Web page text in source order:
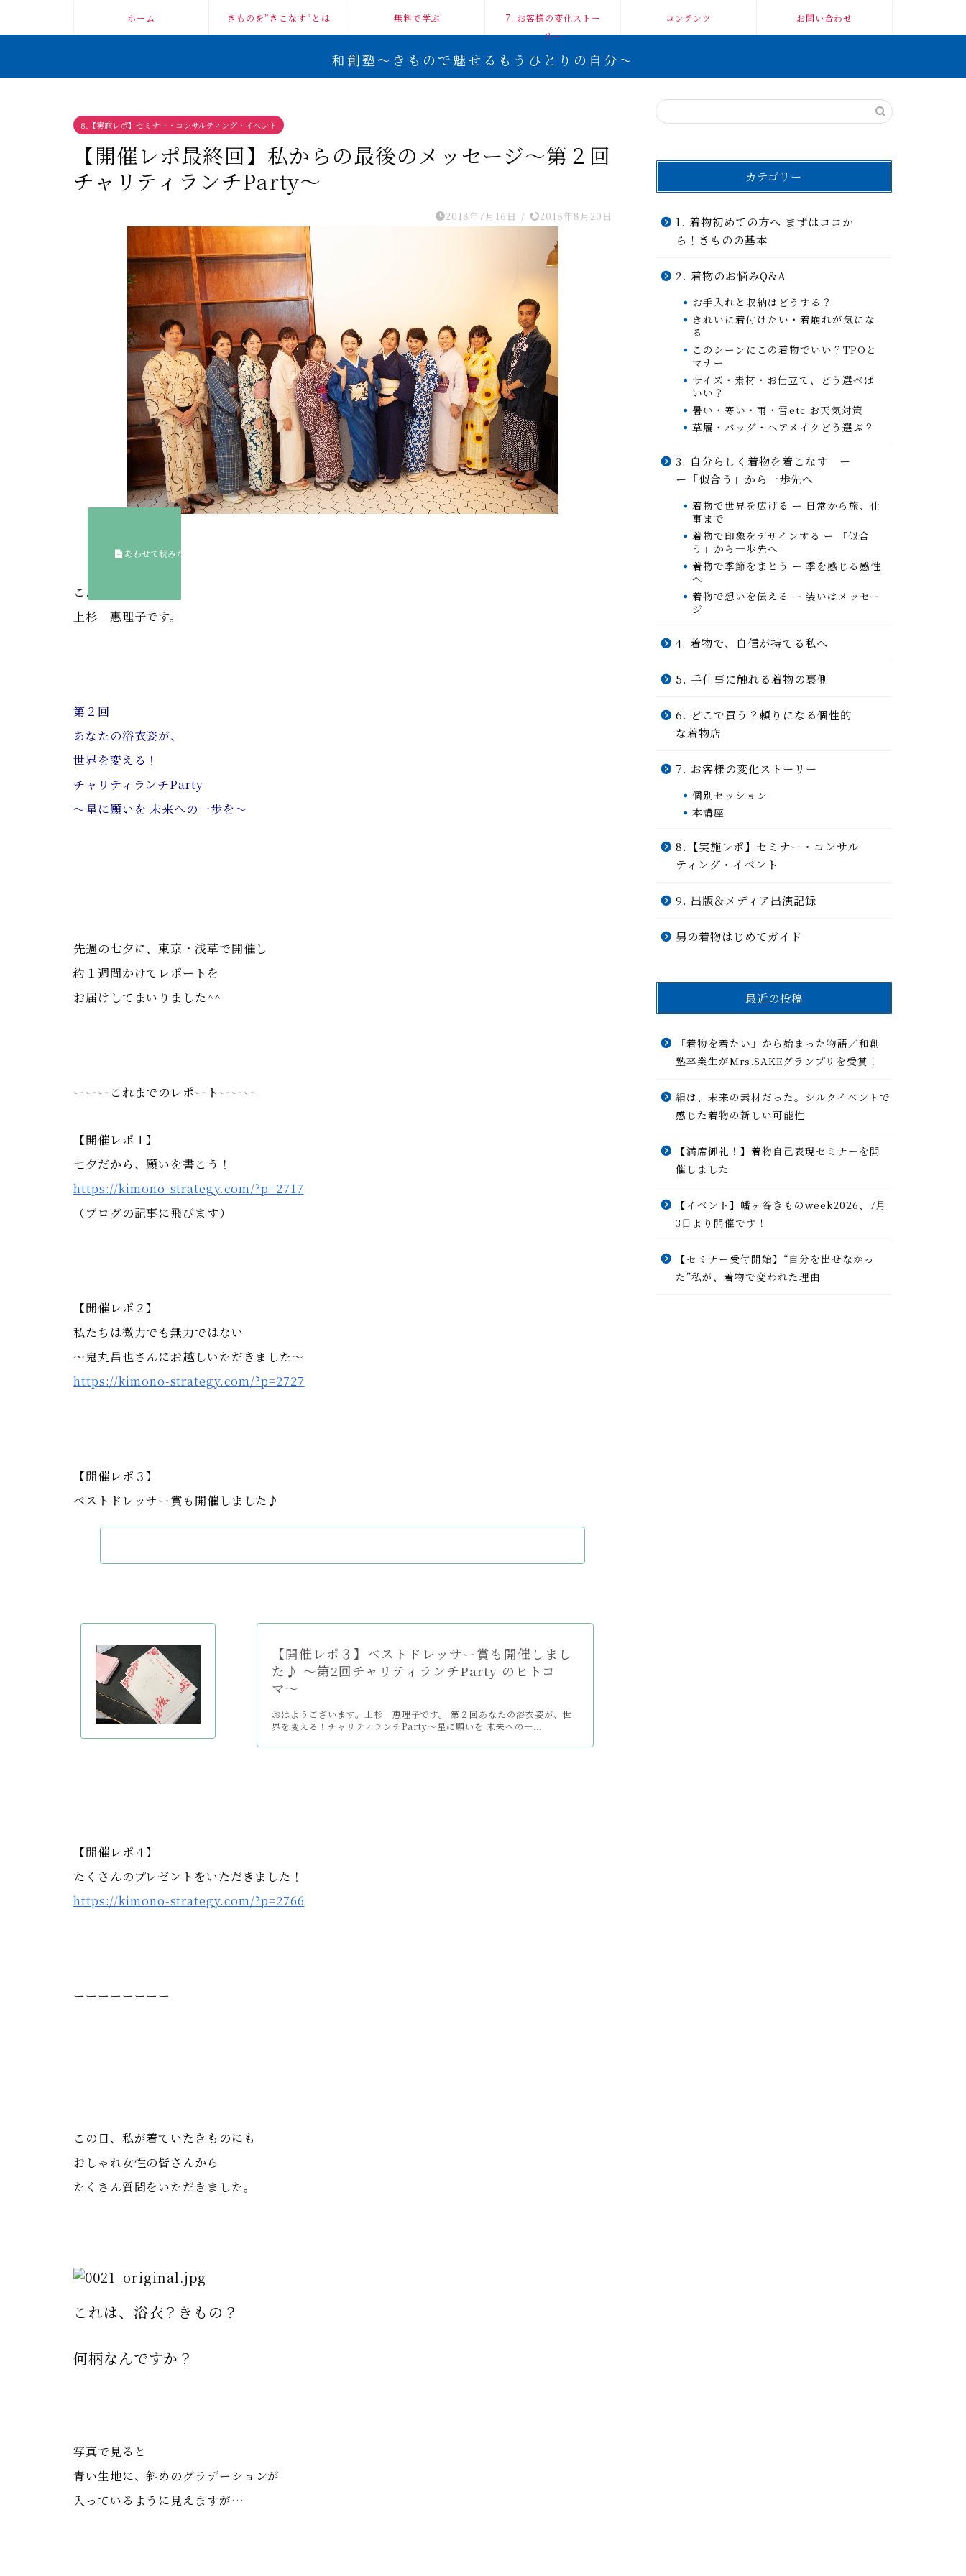
ホーム きものを”きこなす”とは 無料で学ぶ
7. お客様の変化ストー
リー
コンテンツ お問い合わせ
和創塾〜きもので魅せるもうひとりの自分〜
8.【実施レポ】セミナー・コンサルティング・イベント
【開催レポ最終回】私からの最後のメッセージ〜第２回
チャリティランチParty〜
2018年7月16日 / 2018年8月20日
こんにちは！
上杉 惠理子です。
第２回
あなたの浴衣姿が、
世界を変える！
チャリティランチParty
〜星に願いを 未来への一歩を〜
先週の七夕に、東京・浅草で開催し
約１週間かけてレポートを
お届けしてまいりました^^
ーーーこれまでのレポートーーー
【開催レポ１】
七夕だから、願いを書こう！
https://kimono-strategy.com/?p=2717
（ブログの記事に飛びます）
【開催レポ２】
私たちは微力でも無力ではない
〜鬼丸昌也さんにお越しいただきました〜
https://kimono-strategy.com/?p=2727
【開催レポ３】
ベストドレッサー賞も開催しました♪
【開催レポ３】ベストドレッサー賞も開催しまし
た♪ 〜第2回チャリティランチParty のヒトコ
マ〜
おはようございます。上杉 惠理子です。 第２回あなたの浴衣姿が、世
界を変える！チャリティランチParty〜星に願いを 未来への一...
【開催レポ４】
たくさんのプレゼントをいただきました！
https://kimono-strategy.com/?p=2766
ーーーーーーーー
この日、私が着ていたきものにも
おしゃれ女性の皆さんから
たくさん質問をいただきました。
これは、浴衣？きもの？
何柄なんですか？
写真で見ると
青い生地に、斜めのグラデーションが
入っているように見えますが…
カテゴリー
1. 着物初めての方へ まずはココか
ら！きものの基本
2. 着物のお悩みQ&A
お手入れと収納はどうする？
きれいに着付けたい・着崩れが気にな
る
このシーンにこの着物でいい？TPOと
マナー
サイズ・素材・お仕立て、どう選べば
いい？
暑い・寒い・雨・雪etc お天気対策
草履・バッグ・ヘアメイクどう選ぶ？
3. 自分らしく着物を着こなす ー
ー「似合う」から一歩先へ
着物で世界を広げる ー 日常から旅、仕
事まで
着物で印象をデザインする ー 「似合
う」から一歩先へ
着物で季節をまとう ー 季を感じる感性
へ
着物で想いを伝える ー 装いはメッセー
ジ
4. 着物で、自信が持てる私へ
5. 手仕事に触れる着物の裏側
6. どこで買う？頼りになる個性的
な着物店
7. お客様の変化ストーリー
個別セッション
本講座
8.【実施レポ】セミナー・コンサル
ティング・イベント
9. 出版＆メディア出演記録
男の着物はじめてガイド
最近の投稿
「着物を着たい」から始まった物語／和創
塾卒業生がMrs.SAKEグランプリを受賞！
絹は、未来の素材だった。シルクイベントで
感じた着物の新しい可能性
【満席御礼！】着物自己表現セミナーを開
催しました
【イベント】幡ヶ谷きものweek2026、7月
3日より開催です！
【セミナー受付開始】“自分を出せなかっ
た”私が、着物で変われた理由